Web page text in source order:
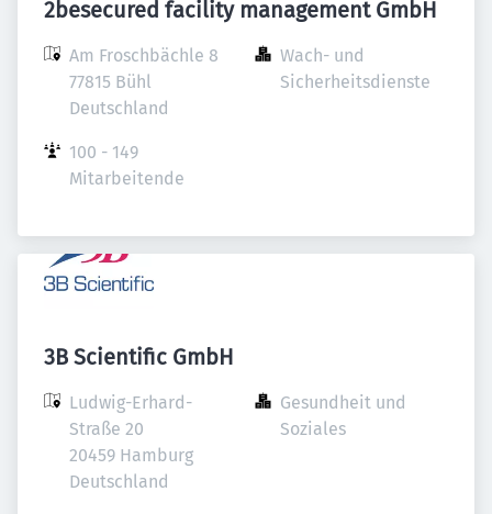
2besecured facility management GmbH
Am Froschbächle 8
77815 Bühl
Deutschland
Wach- und
Sicherheitsdienste
100 - 149
Mitarbeitende
3B Scientific GmbH
Ludwig-Erhard-
Straße 20
20459 Hamburg
Deutschland
Gesundheit und
Soziales